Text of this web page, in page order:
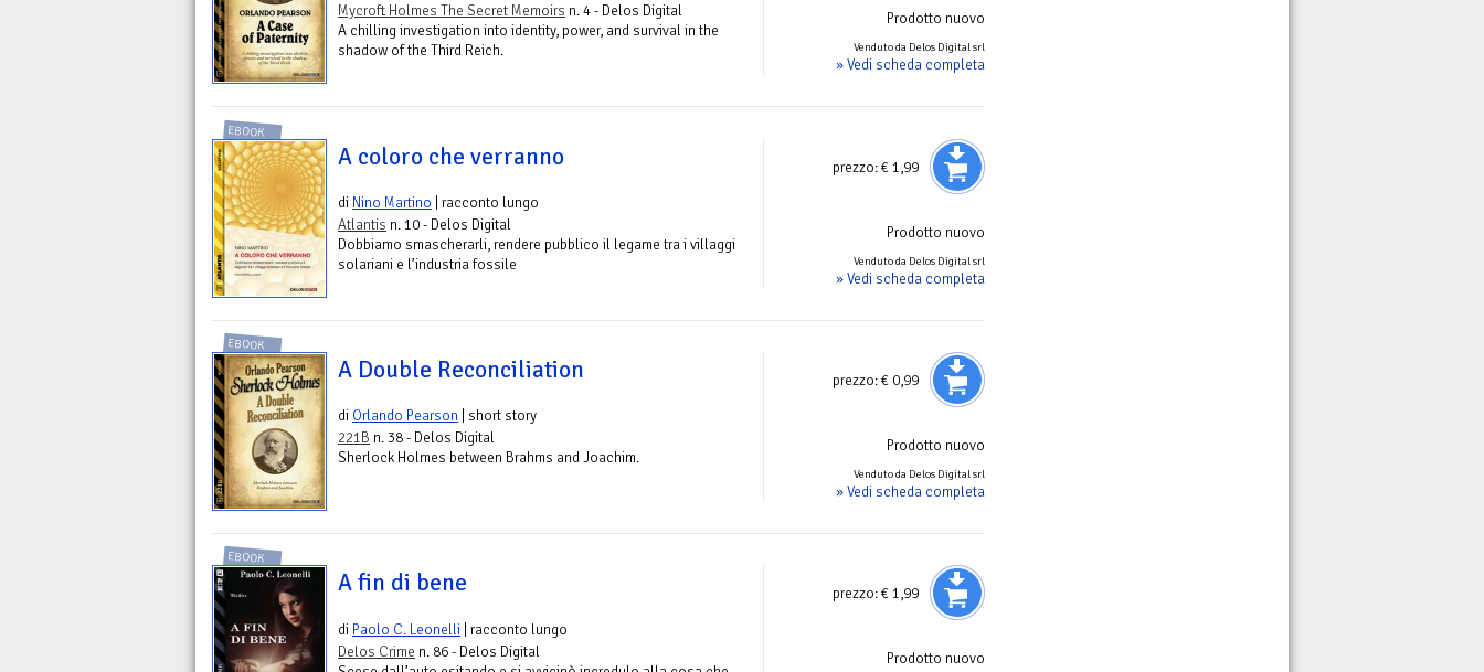
Prodotto nuovo
Venduto da Delos Digital srl
» Vedi scheda completa
Mycroft Holmes The Secret Memoirs n. 4 - Delos Digital
A chilling investigation into identity, power, and survival in the
shadow of the Third Reich.
prezzo:€ 1,99
Prodotto nuovo
Venduto da Delos Digital srl
» Vedi scheda completa
EBOOK
A coloro che verranno
di Nino Martino | racconto lungo
Atlantis n. 10 - Delos Digital
Dobbiamo smascherarli, rendere pubblico il legame tra i villaggi
solariani e l’industria fossile
prezzo:€ 0,99
Prodotto nuovo
Venduto da Delos Digital srl
» Vedi scheda completa
EBOOK
A Double Reconciliation
di Orlando Pearson | short story
221B n. 38 - Delos Digital
Sherlock Holmes between Brahms and Joachim.
prezzo:€ 1,99
Prodotto nuovo
EBOOK
A fin di bene
di Paolo C. Leonelli | racconto lungo
Delos Crime n. 86 - Delos Digital